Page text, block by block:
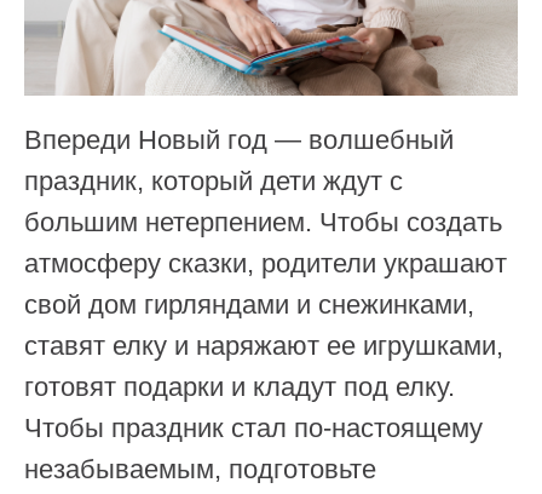
Впереди Новый год — волшебный
праздник, который дети ждут с
большим нетерпением. Чтобы создать
атмосферу сказки, родители украшают
свой дом гирляндами и снежинками,
ставят елку и наряжают ее игрушками,
готовят подарки и кладут под елку.
Чтобы праздник стал по-настоящему
незабываемым, подготовьте